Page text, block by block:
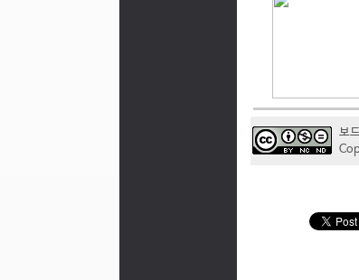
보